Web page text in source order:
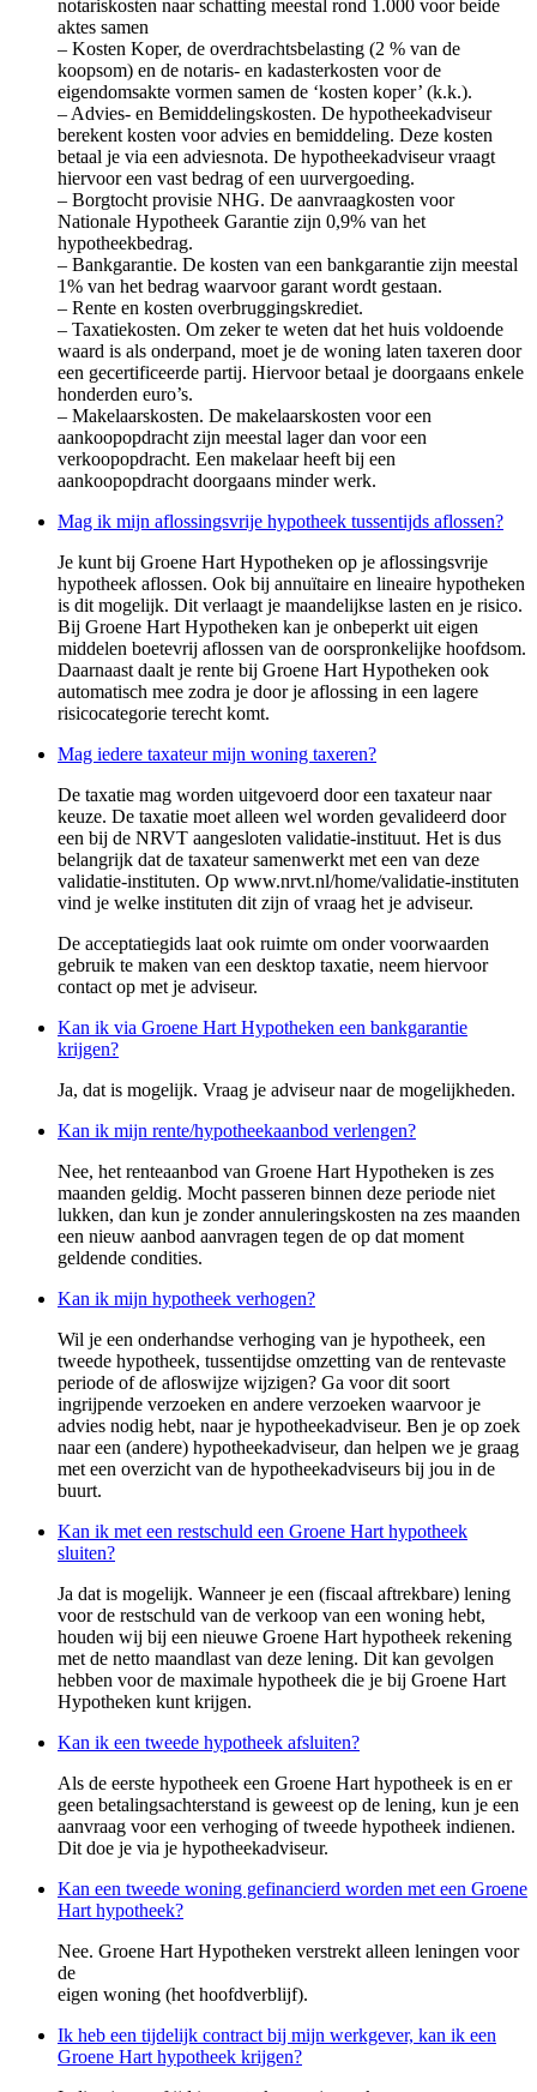
notariskosten naar schatting meestal rond 1.000 voor beide
aktes samen
– Kosten Koper, de overdrachtsbelasting (2 % van de
koopsom) en de notaris- en kadasterkosten voor de
eigendomsakte vormen samen de ‘kosten koper’ (k.k.).
– Advies- en Bemiddelingskosten. De hypotheekadviseur
berekent kosten voor advies en bemiddeling. Deze kosten
betaal je via een adviesnota. De hypotheekadviseur vraagt
hiervoor een vast bedrag of een uurvergoeding.
– Borgtocht provisie NHG. De aanvraagkosten voor
Nationale Hypotheek Garantie zijn 0,9% van het
hypotheekbedrag.
– Bankgarantie. De kosten van een bankgarantie zijn meestal
1% van het bedrag waarvoor garant wordt gestaan.
– Rente en kosten overbruggingskrediet.
– Taxatiekosten. Om zeker te weten dat het huis voldoende
waard is als onderpand, moet je de woning laten taxeren door
een gecertificeerde partij. Hiervoor betaal je doorgaans enkele
honderden euro’s.
– Makelaarskosten. De makelaarskosten voor een
aankoopopdracht zijn meestal lager dan voor een
verkoopopdracht. Een makelaar heeft bij een
aankoopopdracht doorgaans minder werk.
Mag ik mijn aflossingsvrije hypotheek tussentijds aflossen?
Je kunt bij Groene Hart Hypotheken op je aflossingsvrije
hypotheek aflossen. Ook bij annuïtaire en lineaire hypotheken
is dit mogelijk. Dit verlaagt je maandelijkse lasten en je risico.
Bij Groene Hart Hypotheken kan je onbeperkt uit eigen
middelen boetevrij aflossen van de oorspronkelijke hoofdsom.
Daarnaast daalt je rente bij Groene Hart Hypotheken ook
automatisch mee zodra je door je aflossing in een lagere
risicocategorie terecht komt.
Mag iedere taxateur mijn woning taxeren?
De taxatie mag worden uitgevoerd door een taxateur naar
keuze. De taxatie moet alleen wel worden gevalideerd door
een bij de NRVT aangesloten validatie-instituut. Het is dus
belangrijk dat de taxateur samenwerkt met een van deze
validatie-instituten. Op www.nrvt.nl/home/validatie-instituten
vind je welke instituten dit zijn of vraag het je adviseur.
De acceptatiegids laat ook ruimte om onder voorwaarden
gebruik te maken van een desktop taxatie, neem hiervoor
contact op met je adviseur.
Kan ik via Groene Hart Hypotheken een bankgarantie
krijgen?
Ja, dat is mogelijk. Vraag je adviseur naar de mogelijkheden.
Kan ik mijn rente/hypotheekaanbod verlengen?
Nee, het renteaanbod van Groene Hart Hypotheken is zes
maanden geldig. Mocht passeren binnen deze periode niet
lukken, dan kun je zonder annuleringskosten na zes maanden
een nieuw aanbod aanvragen tegen de op dat moment
geldende condities.
Kan ik mijn hypotheek verhogen?
Wil je een onderhandse verhoging van je hypotheek, een
tweede hypotheek, tussentijdse omzetting van de rentevaste
periode of de afloswijze wijzigen? Ga voor dit soort
ingrijpende verzoeken en andere verzoeken waarvoor je
advies nodig hebt, naar je hypotheekadviseur. Ben je op zoek
naar een (andere) hypotheekadviseur, dan helpen we je graag
met een overzicht van de hypotheekadviseurs bij jou in de
buurt.
Kan ik met een restschuld een Groene Hart hypotheek
sluiten?
Ja dat is mogelijk. Wanneer je een (fiscaal aftrekbare) lening
voor de restschuld van de verkoop van een woning hebt,
houden wij bij een nieuwe Groene Hart hypotheek rekening
met de netto maandlast van deze lening. Dit kan gevolgen
hebben voor de maximale hypotheek die je bij Groene Hart
Hypotheken kunt krijgen.
Kan ik een tweede hypotheek afsluiten?
Als de eerste hypotheek een Groene Hart hypotheek is en er
geen betalingsachterstand is geweest op de lening, kun je een
aanvraag voor een verhoging of tweede hypotheek indienen.
Dit doe je via je hypotheekadviseur.
Kan een tweede woning gefinancierd worden met een Groene
Hart hypotheek?
Nee. Groene Hart Hypotheken verstrekt alleen leningen voor
de
eigen woning (het hoofdverblijf).
Ik heb een tijdelijk contract bij mijn werkgever, kan ik een
Groene Hart hypotheek krijgen?